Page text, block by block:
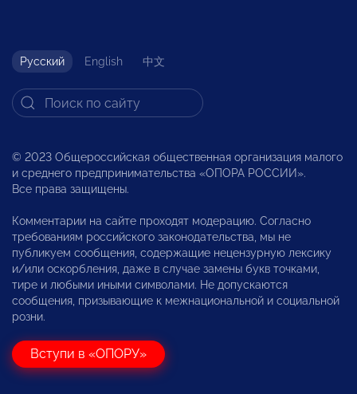
Русский English 中文
© 2023 Общероссийская общественная организация малого
и среднего предпринимательства «ОПОРА РОССИИ».
Все права защищены.
Комментарии на сайте проходят модерацию. Согласно
требованиям российского законодательства, мы не
публикуем сообщения, содержащие нецензурную лексику
и/или оскорбления, даже в случае замены букв точками,
тире и любыми иными символами. Не допускаются
сообщения, призывающие к межнациональной и социальной
розни.
Вступи в «ОПОРУ»